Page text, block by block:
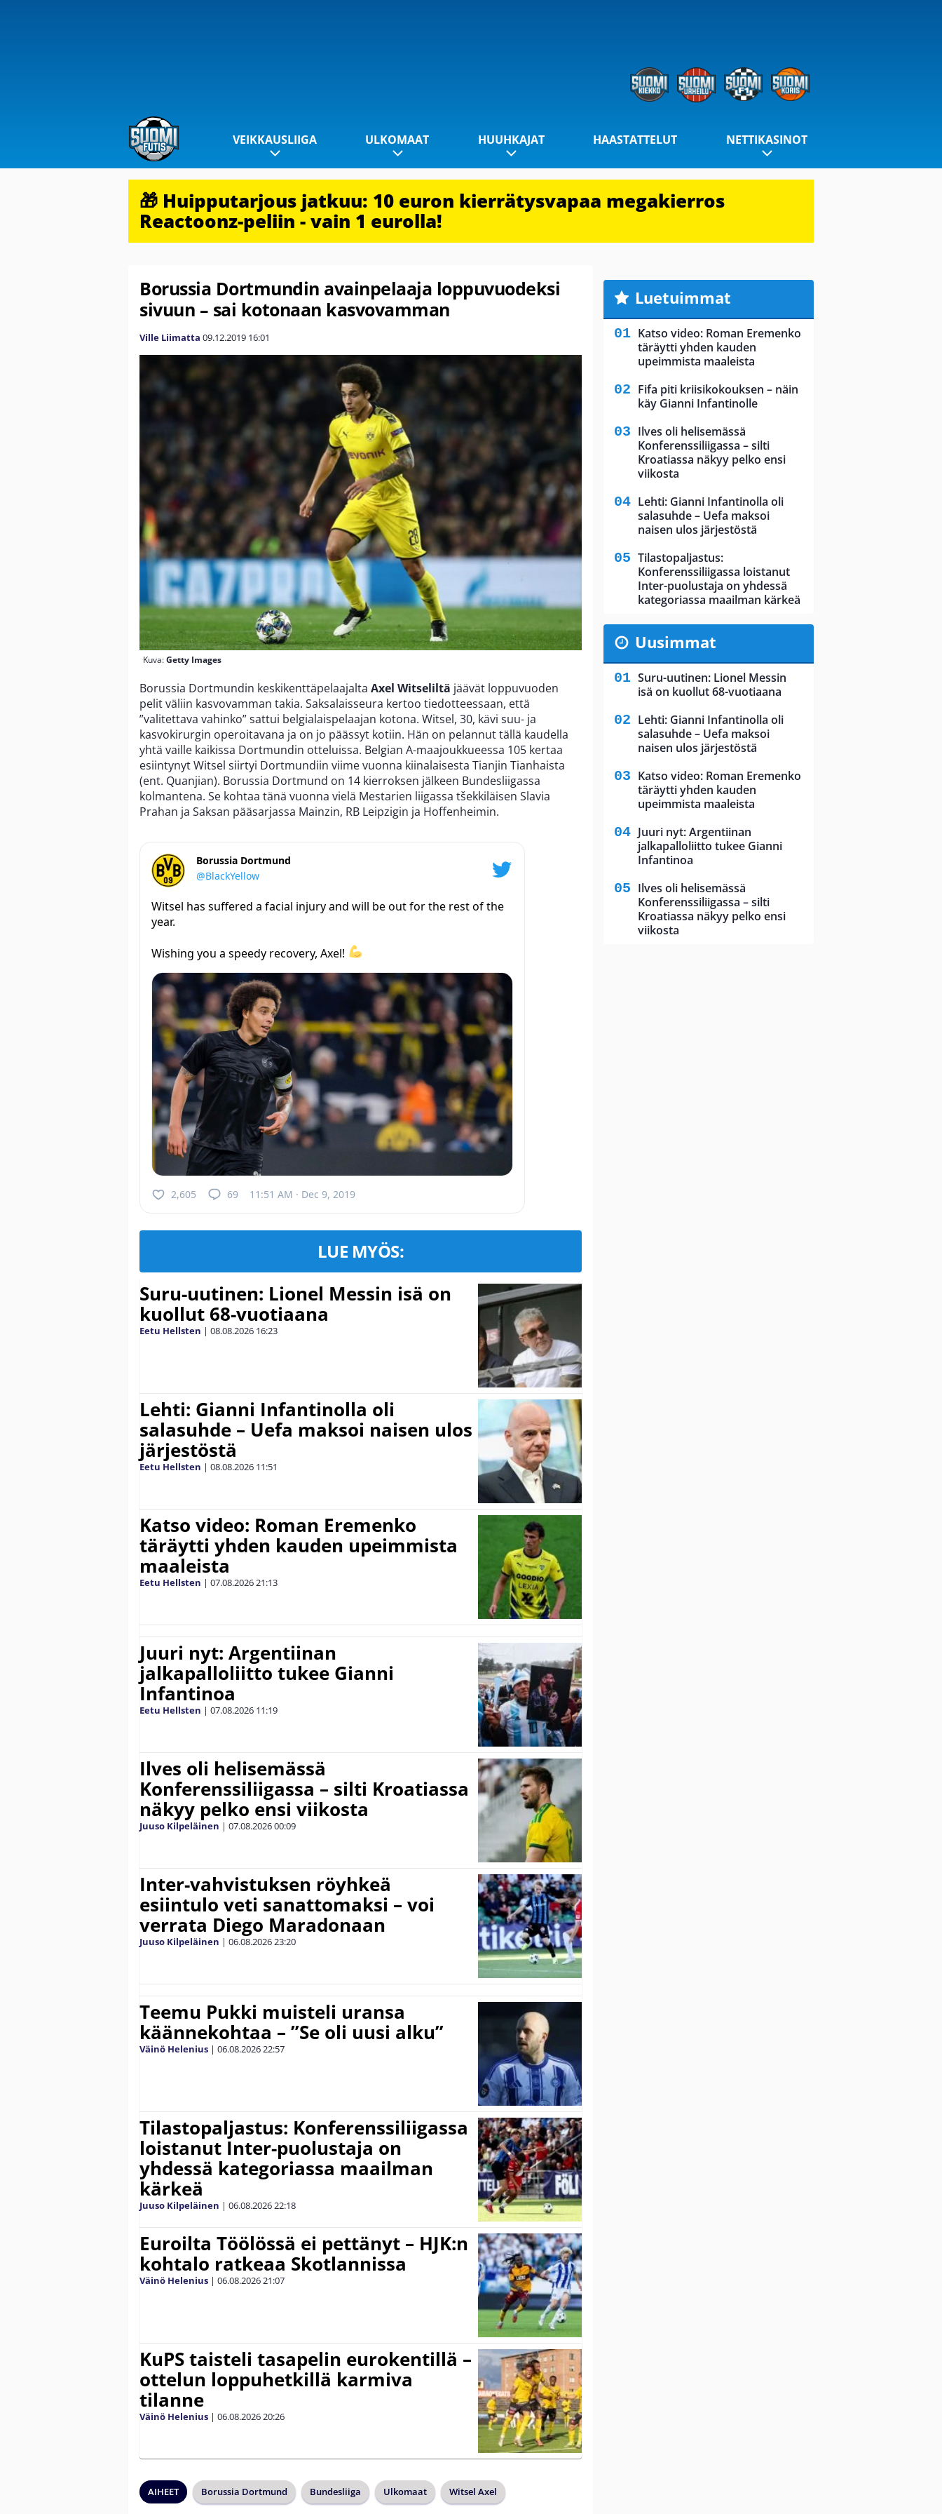
VEIKKAUSLIIGA ULKOMAAT HUUHKAJAT HAASTATTELUT NETTIKASINOT
🎁 Huipputarjous jatkuu: 10 euron kierrätysvapaa megakierros
Reactoonz-peliin - vain 1 eurolla!
Borussia Dortmundin avainpelaaja loppuvuodeksi
sivuun – sai kotonaan kasvovamman
Ville Liimatta 09.12.2019 16:01
Kuva:Getty Images
Borussia Dortmundin keskikenttäpelaajalta Axel Witseliltä jäävät loppuvuoden
pelit väliin kasvovamman takia. Saksalaisseura kertoo tiedotteessaan, että
”valitettava vahinko” sattui belgialaispelaajan kotona. Witsel, 30, kävi suu- ja
kasvokirurgin operoitavana ja on jo päässyt kotiin. Hän on pelannut tällä kaudella
yhtä vaille kaikissa Dortmundin otteluissa. Belgian A-maajoukkueessa 105 kertaa
esiintynyt Witsel siirtyi Dortmundiin viime vuonna kiinalaisesta Tianjin Tianhaista
(ent. Quanjian). Borussia Dortmund on 14 kierroksen jälkeen Bundesliigassa
kolmantena. Se kohtaa tänä vuonna vielä Mestarien liigassa tšekkiläisen Slavia
Prahan ja Saksan pääsarjassa Mainzin, RB Leipzigin ja Hoffenheimin.
Borussia Dortmund
@BlackYellow
Witsel has suffered a facial injury and will be out for the rest of the
year.
Wishing you a speedy recovery, Axel!
2,605 69 11:51 AM · Dec 9, 2019
LUE MYÖS:
Suru-uutinen: Lionel Messin isä on
kuollut 68-vuotiaana
Eetu Hellsten | 08.08.2026 16:23
Lehti: Gianni Infantinolla oli
salasuhde – Uefa maksoi naisen ulos
järjestöstä
Eetu Hellsten | 08.08.2026 11:51
Katso video: Roman Eremenko
täräytti yhden kauden upeimmista
maaleista
Eetu Hellsten | 07.08.202621:13
Juuri nyt: Argentiinan
jalkapalloliitto tukee Gianni
Infantinoa
Eetu Hellsten | 07.08.2026 11:19
Ilves oli helisemässä
Konferenssiliigassa – silti Kroatiassa
näkyy pelko ensi viikosta
Juuso Kilpeläinen | 07.08.202600:09
Inter-vahvistuksen röyhkeä
esiintulo veti sanattomaksi – voi
verrata Diego Maradonaan
Juuso Kilpeläinen | 06.08.202623:20
Teemu Pukki muisteli uransa
käännekohtaa – ”Se oli uusi alku”
Väinö Helenius | 06.08.202622:57
Tilastopaljastus: Konferenssiliigassa
loistanut Inter-puolustaja on
yhdessä kategoriassa maailman
kärkeä
Juuso Kilpeläinen | 06.08.202622:18
Euroilta Töölössä ei pettänyt – HJK:n
kohtalo ratkeaa Skotlannissa
Väinö Helenius | 06.08.202621:07
KuPS taisteli tasapelin eurokentillä –
ottelun loppuhetkillä karmiva
tilanne
Väinö Helenius | 06.08.202620:26
AIHEET Borussia Dortmund Bundesliiga Ulkomaat Witsel Axel
Luetuimmat
Katso video: Roman Eremenko
täräytti yhden kauden
upeimmista maaleista
Fifa piti kriisikokouksen – näin
käy Gianni Infantinolle
Ilves oli helisemässä
Konferenssiliigassa – silti
Kroatiassa näkyy pelko ensi
viikosta
Lehti: Gianni Infantinolla oli
salasuhde – Uefa maksoi
naisen ulos järjestöstä
Tilastopaljastus:
Konferenssiliigassa loistanut
Inter-puolustaja on yhdessä
kategoriassa maailman kärkeä
Uusimmat
Suru-uutinen: Lionel Messin
isä on kuollut 68-vuotiaana
Lehti: Gianni Infantinolla oli
salasuhde – Uefa maksoi
naisen ulos järjestöstä
Katso video: Roman Eremenko
täräytti yhden kauden
upeimmista maaleista
Juuri nyt: Argentiinan
jalkapalloliitto tukee Gianni
Infantinoa
Ilves oli helisemässä
Konferenssiliigassa – silti
Kroatiassa näkyy pelko ensi
viikosta